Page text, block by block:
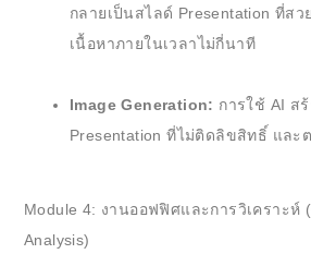
กลายเป็นสไลด์ Presentation ที่สว
เนื้อหาภายในเวลาไม่กี่นาที
Image Generation: การใช้ AI ส
Presentation ที่ไม่ติดลิขสิทธิ์ และ
Module 4: งานออฟฟิศและการวิเคราะห์
Analysis)